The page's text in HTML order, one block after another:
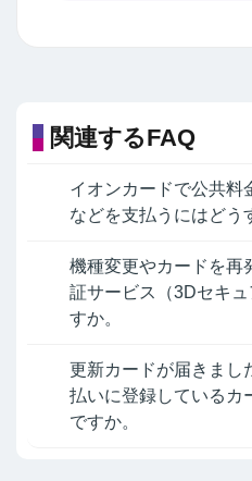
関連するFAQ
イオンカードで公共料
などを支払うにはどう
機種変更やカードを再
証サービス（3Dセキ
すか。
更新カードが届きまし
払いに登録しているカ
ですか。